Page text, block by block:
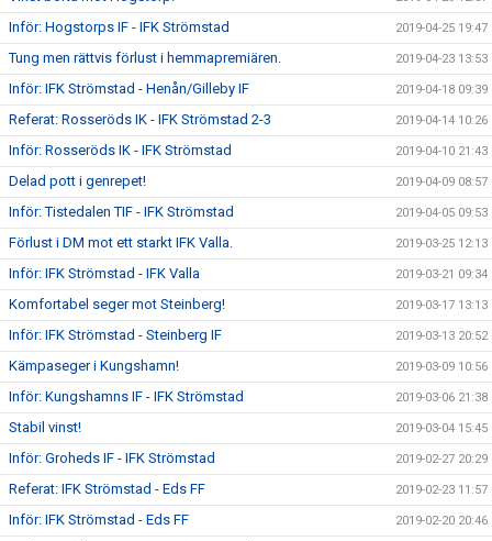
Inför: Hogstorps IF - IFK Strömstad 2019-04-25 19:47
Tung men rättvis förlust i hemmapremiären. 2019-04-23 13:53
Inför: IFK Strömstad - Henån/Gilleby IF 2019-04-18 09:39
Referat: Rosseröds IK - IFK Strömstad 2-3 2019-04-14 10:26
Inför: Rosseröds IK - IFK Strömstad 2019-04-10 21:43
Delad pott i genrepet! 2019-04-09 08:57
Inför: Tistedalen TIF - IFK Strömstad 2019-04-05 09:53
Förlust i DM mot ett starkt IFK Valla. 2019-03-25 12:13
Inför: IFK Strömstad - IFK Valla 2019-03-21 09:34
Komfortabel seger mot Steinberg! 2019-03-17 13:13
Inför: IFK Strömstad - Steinberg IF 2019-03-13 20:52
Kämpaseger i Kungshamn! 2019-03-09 10:56
Inför: Kungshamns IF - IFK Strömstad 2019-03-06 21:38
Stabil vinst! 2019-03-04 15:45
Inför: Groheds IF - IFK Strömstad 2019-02-27 20:29
Referat: IFK Strömstad - Eds FF 2019-02-23 11:57
Inför: IFK Strömstad - Eds FF 2019-02-20 20:46